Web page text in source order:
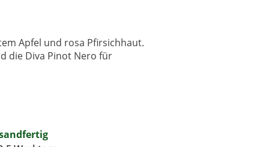
Apfel und rosa Pfirsichhaut.
die Diva Pinot Nero für